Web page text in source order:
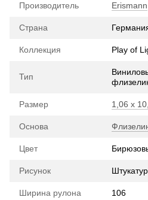
Производитель Erismann
Страна
Коллекция Play of
Тип
Размер 1,06 х
Основа
Цвет
Рисунок
Ширина рулона 106